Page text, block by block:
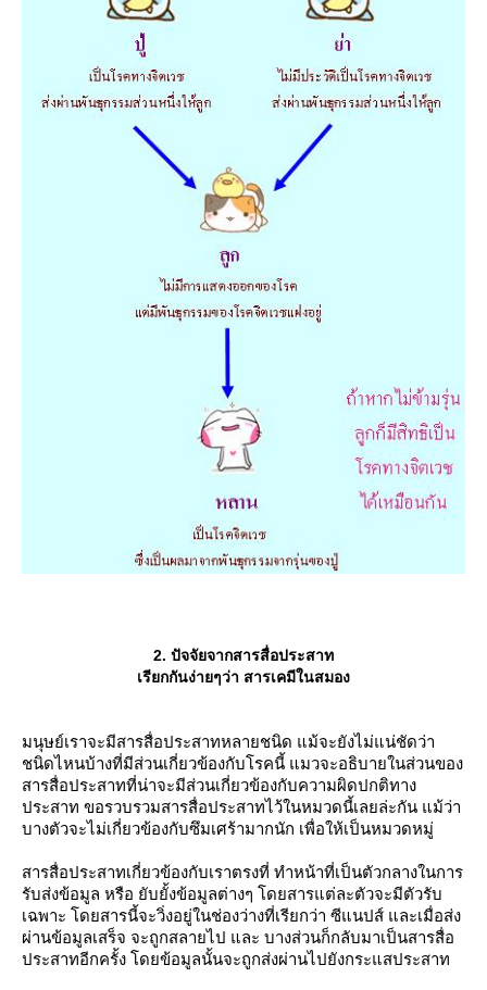
2. ปัจจัยจากสารสื่อประสาท
เรียกกันง่ายๆว่า สารเคมีในสมอง
มนุษย์เราจะมีสารสื่อประสาทหลายชนิด แม้จะยังไม่แน่ชัดว่า
ชนิดไหนบ้างที่มีส่วนเกี่ยวข้องกับโรคนี้ แมวจะอธิบายในส่วนของ
สารสื่อประสาทที่น่าจะมีส่วนเกี่ยวข้องกับความผิดปกติทาง
ประสาท ขอรวบรวมสารสื่อประสาทไว้ในหมวดนี้เลยล่ะกัน แม้ว่า
บางตัวจะไม่เกี่ยวข้องกับซึมเศร้ามากนัก เพื่อให้เป็นหมวดหมู่
สารสื่อประสาทเกี่ยวข้องกับเราตรงที่ ทำหน้าที่เป็นตัวกลางในการ
รับส่งข้อมูล หรือ ยับยั้งข้อมูลต่างๆ โดยสารแต่ละตัวจะมีตัวรับ
เฉพาะ โดยสารนี้จะวิ่งอยู่ในช่องว่างที่เรียกว่า ซีแนปส์ และเมื่อส่ง
ผ่านข้อมูลเสร็จ จะถูกสลายไป และ บางส่วนก็กลับมาเป็นสารสื่อ
ประสาทอีกครั้ง โดยข้อมูลนั้นจะถูกส่งผ่านไปยังกระแสประสาท